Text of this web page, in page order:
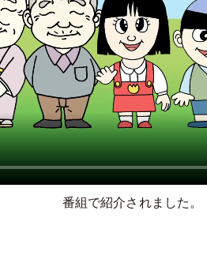
番組で紹介されました。